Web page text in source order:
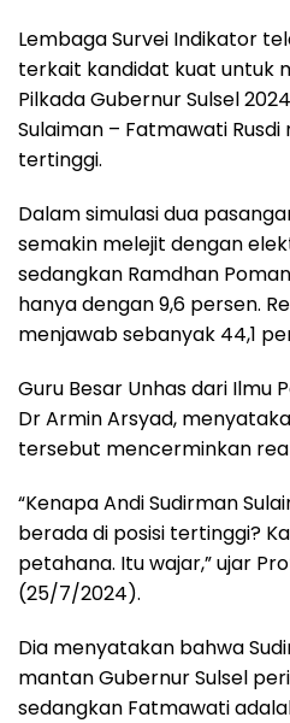
Lembaga Survei Indikator
terkait kandidat kuat untuk
Pilkada Gubernur Sulsel
Sulaiman – Fatmawati
tertinggi.
Dalam simulasi dua
semakin melejit dengan
sedangkan Ramdhan
hanya dengan 9,6 persen.
menjawab sebanyak 44,1
Guru Besar Unhas dari Ilmu
Dr Armin Arsyad,
tersebut mencerminkan
“Kenapa Andi Sudirman
berada di posisi tertinggi?
petahana. Itu wajar,” ujar
(25/7/2024).
Dia menyatakan bahwa
mantan Gubernur Sulsel
sedangkan Fatmawati